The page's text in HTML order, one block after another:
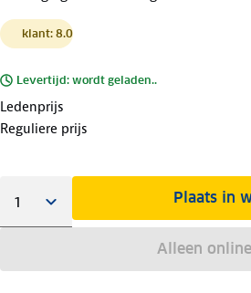
klant: 8.0
Levertijd: wordt geladen..
Ledenprijs
Reguliere prijs
Plaats in
Alleen online